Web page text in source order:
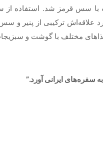
با سس قرمز شد. استفاده
علاقه‌اش ترکیبی از
مختلف با گوشت و